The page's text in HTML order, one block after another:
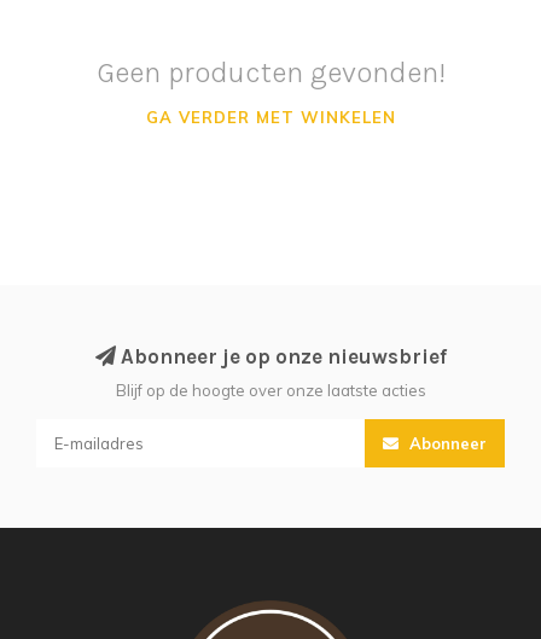
Geen producten gevonden!
GA VERDER MET WINKELEN
Abonneer je op onze nieuwsbrief
Blijf op de hoogte over onze laatste acties
Abonneer